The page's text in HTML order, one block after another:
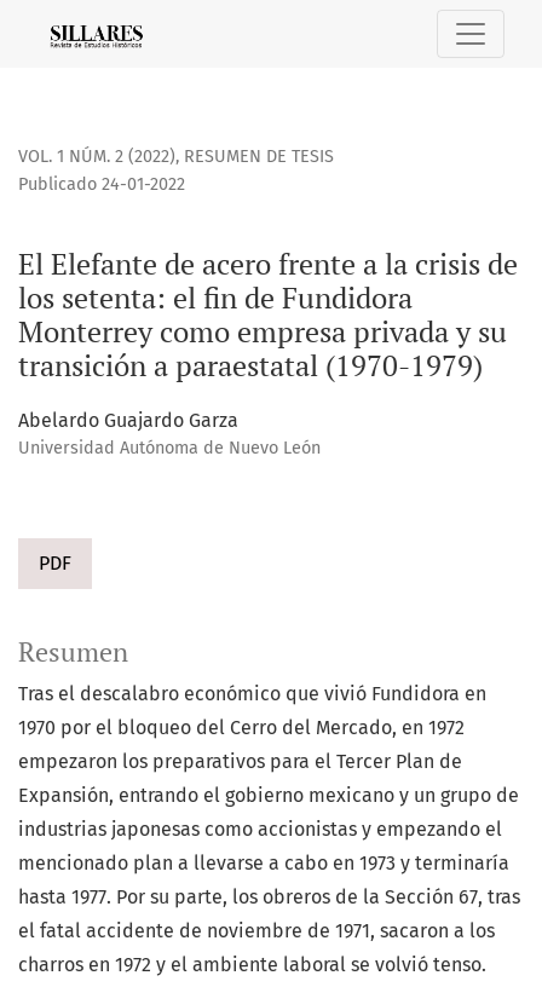
El Elefante de acero frente a la crisis de los setenta: el fin
VOL. 1 NÚM. 2 (2022), RESUMEN DE TESIS
El Elefante de acero frente a la crisis de
los setenta: el fin de Fundidora
Monterrey como empresa privada y su
transición a paraestatal (1970-1979)
Publicado 24-01-2022
Abelardo Guajardo Garza
Universidad Autónoma de Nuevo León
PDF
Resumen
Tras el descalabro económico que vivió Fundidora en
1970 por el bloqueo del Cerro del Mercado, en 1972
empezaron los preparativos para el Tercer Plan de
Expansión, entrando el gobierno mexicano y un grupo de
industrias japonesas como accionistas y empezando el
mencionado plan a llevarse a cabo en 1973 y terminaría
hasta 1977. Por su parte, los obreros de la Sección 67, tras
el fatal accidente de noviembre de 1971, sacaron a los
charros en 1972 y el ambiente laboral se volvió tenso.